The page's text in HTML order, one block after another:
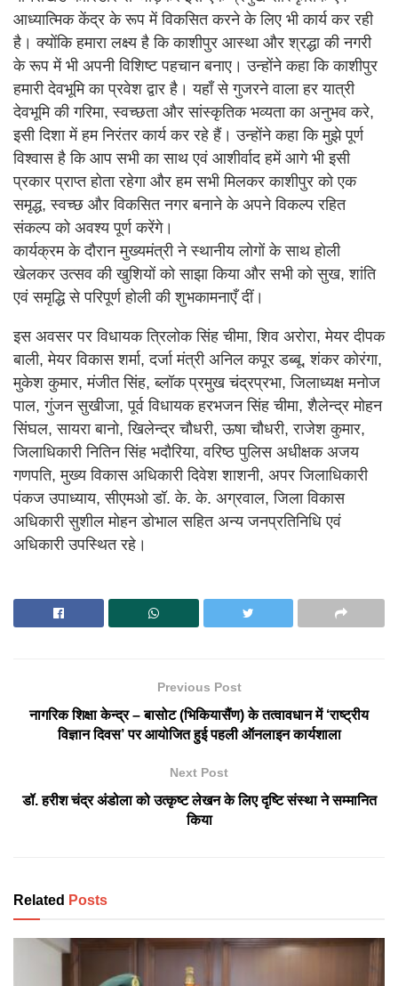
आध्यात्मिक केंद्र के रूप में विकसित करने के लिए भी कार्य कर रही
है। क्योंकि हमारा लक्ष्य है कि काशीपुर आस्था और श्रद्धा की नगरी
के रूप में भी अपनी विशिष्ट पहचान बनाए। उन्होंने कहा कि काशीपुर
हमारी देवभूमि का प्रवेश द्वार है। यहाँ से गुजरने वाला हर यात्री
देवभूमि की गरिमा, स्वच्छता और सांस्कृतिक भव्यता का अनुभव करे,
इसी दिशा में हम निरंतर कार्य कर रहे हैं। उन्होंने कहा कि मुझे पूर्ण
विश्वास है कि आप सभी का साथ एवं आशीर्वाद हमें आगे भी इसी
प्रकार प्राप्त होता रहेगा और हम सभी मिलकर काशीपुर को एक
समृद्ध, स्वच्छ और विकसित नगर बनाने के अपने विकल्प रहित
संकल्प को अवश्य पूर्ण करेंगे।
कार्यक्रम के दौरान मुख्यमंत्री ने स्थानीय लोगों के साथ होली
खेलकर उत्सव की खुशियों को साझा किया और सभी को सुख, शांति
एवं समृद्धि से परिपूर्ण होली की शुभकामनाएँ दीं।
इस अवसर पर विधायक त्रिलोक सिंह चीमा, शिव अरोरा, मेयर दीपक
बाली, मेयर विकास शर्मा, दर्जा मंत्री अनिल कपूर डब्बू, शंकर कोरंगा,
मुकेश कुमार, मंजीत सिंह, ब्लॉक प्रमुख चंद्रप्रभा, जिलाध्यक्ष मनोज
पाल, गुंजन सुखीजा, पूर्व विधायक हरभजन सिंह चीमा, शैलेन्द्र मोहन
सिंघल, सायरा बानो, खिलेन्द्र चौधरी, ऊषा चौधरी, राजेश कुमार,
जिलाधिकारी नितिन सिंह भदौरिया, वरिष्ठ पुलिस अधीक्षक अजय
गणपति, मुख्य विकास अधिकारी दिवेश शाशनी, अपर जिलाधिकारी
पंकज उपाध्याय, सीएमओ डॉ. के. के. अग्रवाल, जिला विकास
अधिकारी सुशील मोहन डोभाल सहित अन्य जनप्रतिनिधि एवं
अधिकारी उपस्थित रहे।
Previous Post
नागरिक शिक्षा केन्द्र – बासोट (भिकियासैंण) के तत्वावधान में ‘राष्ट्रीय
विज्ञान दिवस’ पर आयोजित हुई पहली ऑनलाइन कार्यशाला
Next Post
डॉ. हरीश चंद्र अंडोला को उत्कृष्ट लेखन के लिए दृष्टि संस्था ने सम्मानित
किया
Related Posts